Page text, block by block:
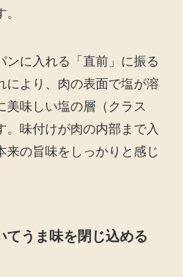
ンに入れる「直前」に振る
により、肉の表面で塩が溶
美味しい塩の層（クラス
。味付けが肉の内部まで入
来の旨味をしっかりと感じ
てうま味を閉じ込める